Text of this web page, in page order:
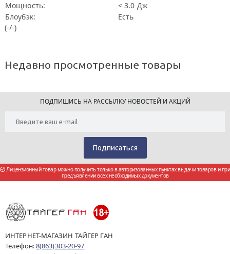
Мощность:
< 3.0 Дж
Блоубэк:
Есть
(-/-)
Недавно просмотренные товары
ПОДПИШИСЬ НА РАССЫЛКУ НОВОСТЕЙ И АКЦИЙ
Лицензионный товар можно получить только в авторизованных пунктах выдачи товаров и при
предъявлении всех необходимых документов
ИНТЕРНЕТ-МАГАЗИН ТАЙГЕР ГАН
Телефон:8(863)303-20-97